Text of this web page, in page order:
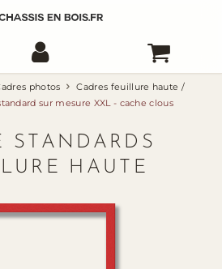
photos
Cadres feuillure haute /
sur mesure XXL - cache clous
STANDARDS
HAUTE